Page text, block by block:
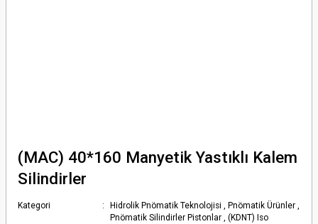
(MAC) 40*160 Manyetik Yastıklı Kalem
Silindirler
Kategori Hidrolik Pnömatik Teknolojisi , Pnömatik Ürünler ,
Pnömatik Silindirler Pistonlar ,(KDNT) Iso